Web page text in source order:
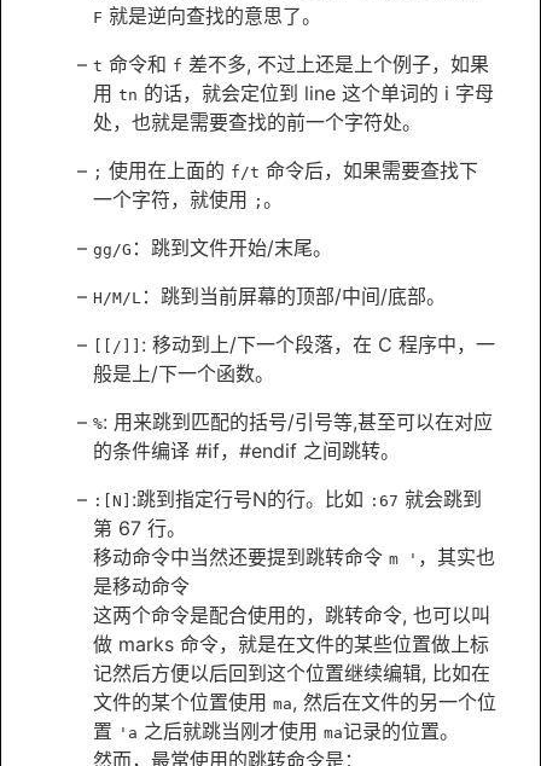
F 就是逆向查找的意思了。
t 命令和 f 差不多, 不过上还是上个例子，如果
用 tn 的话，就会定位到 line 这个单词的 i 字母
处，也就是需要查找的前一个字符处。
; 使用在上面的 f/t 命令后，如果需要查找下
一个字符，就使用 ; 。
gg/G ：跳到文件开始/末尾。
H/M/L ：跳到当前屏幕的顶部/中间/底部。
[[/]] : 移动到上/下一个段落，在 C 程序中，一
般是上/下一个函数。
%: 用来跳到匹配的括号/引号等,甚至可以在对应
的条件编译 #if，#endif 之间跳转。
:[N] :跳到指定行号N的行。比如 :67 就会跳到
第 67 行。
移动命令中当然还要提到跳转命令 m ' ，其实也
是移动命令
这两个命令是配合使用的，跳转命令, 也可以叫
做 marks 命令，就是在文件的某些位置做上标
记然后方便以后回到这个位置继续编辑, 比如在
文件的某个位置使用 ma, 然后在文件的另一个位
置 'a 之后就跳当刚才使用 ma记录的位置。
然而，最常使用的跳转命令是：